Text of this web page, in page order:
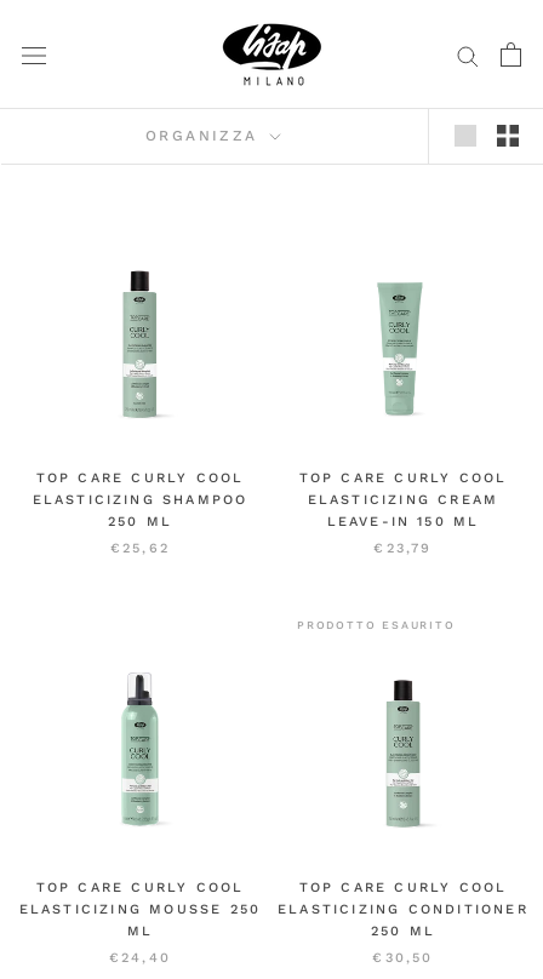
contenuto
ORGANIZZA
TOP CARE CURLY COOL
ELASTICIZING SHAMPOO
250 ML
€25,62
TOP CARE CURLY COOL
ELASTICIZING CREAM
LEAVE-IN 150 ML
€23,79
TOP CARE CURLY COOL
ELASTICIZING MOUSSE 250
ML
€24,40
PRODOTTO ESAURITO
TOP CARE CURLY COOL
ELASTICIZING CONDITIONER
250 ML
€30,50